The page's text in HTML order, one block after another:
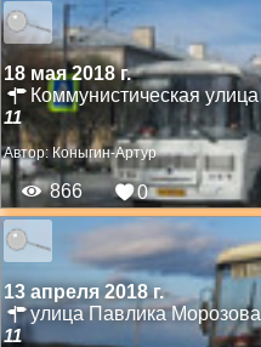
18 мая 2018 г.
Коммунистическая улица
11
Автор:Коныгин-Артур
866 0
13 апреля 2018 г.
улица Павлика Морозова
11